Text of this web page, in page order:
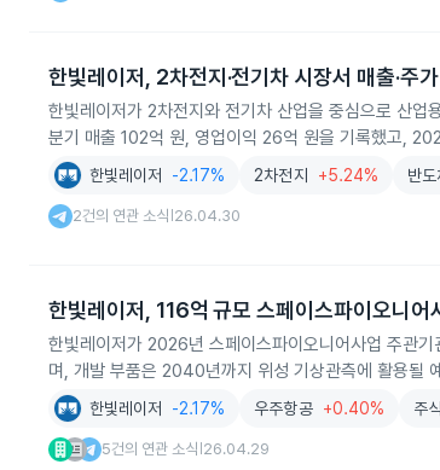
한빛레이저, 2차전지·전기차 시장서 매출·주
한빛레이저가 2차전지와 전기차 산업을 중심으로 산
분기 매출 102억 원, 영업이익 26억 원을 기록했고,
한빛레이저 -2.17% 2차전지 +5.24% 반도
2건의 연관 소식 26.04.30
한빛레이저, 116억 규모 스페이스파이오니어
한빛레이저가 2026년 스페이스파이오니어사업 주관
며, 개발 부품은 2040년까지 위성 기상관측에 활용될
한빛레이저 -2.17% 우주항공 +0.40% 주
5건의 연관 소식 26.04.29